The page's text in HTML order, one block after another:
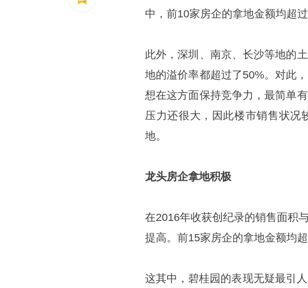
中，前10家房企的拿地金额均超过
此外，深圳、南京、长沙等地的
地的溢价率都超过了50%。对此
想在这方面保持竞争力，最简单
压力还很大，因此楼市销售状况
地。
龙头房企拿地积极
在2016年收获创纪录的销售面积
提高。前15家房企的拿地金额均
这其中，碧桂园的表现无疑最引